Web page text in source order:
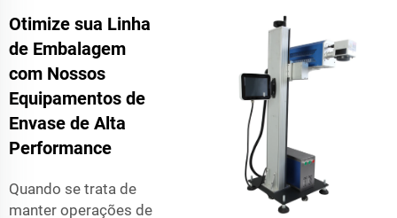
Otimize sua Linha
de Embalagem
com Nossos
Equipamentos de
Envase de Alta
Performance
Quando se trata de
manter operações de